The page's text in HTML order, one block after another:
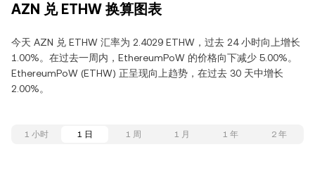
AZN 兑 ETHW 换算图表
今天 AZN 兑 ETHW 汇率为 2.4029 ETHW，过去 24 小时向上增长
1.00%。在过去一周内，EthereumPoW 的价格向下减少 5.00%。
EthereumPoW (ETHW) 正呈现向上趋势，在过去 30 天中增长
2.00%。
1 小时 1 日 1 周 1 月 1 年 2 年